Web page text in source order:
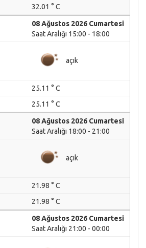
32.01 ° C
08 Ağustos 2026 Cumartesi
Saat Aralığı 15:00 - 18:00
açık
25.11 ° C
25.11 ° C
08 Ağustos 2026 Cumartesi
Saat Aralığı 18:00 - 21:00
açık
21.98 ° C
21.98 ° C
08 Ağustos 2026 Cumartesi
Saat Aralığı 21:00 - 00:00